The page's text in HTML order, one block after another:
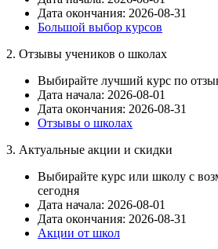
Дата окончания: 2026-08-31
Большой выбор курсов
2. Отзывы учеников о школах
Выбирайте лучший курс по
Дата начала: 2026-08-01
Дата окончания: 2026-08-31
Отзывы о школах
3. Актуальные акции и скидки
Выбирайте курс или школу с
сегодня
Дата начала: 2026-08-01
Дата окончания: 2026-08-31
Акции от школ